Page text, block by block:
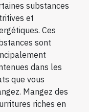
substances
et
Ces
sont
dans les
que vous
Mangez des
riches en